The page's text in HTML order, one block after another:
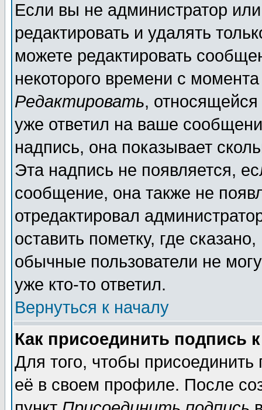
Если вы не администратор
редактировать и удалять
можете редактировать
некоторого времени с
Редактировать,
уже ответил на ваше
надпись, она показывает
Эта надпись не появляется,
сообщение, она также не
отредактировал
оставить пометку, где
обычные пользователи не
уже кто-то ответил.
Вернуться к началу
Как присоединить подпись
Для того, чтобы
её в своем профиле. После